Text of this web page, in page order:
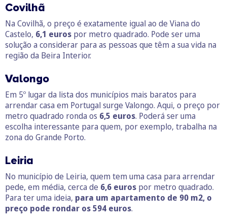
Covilhã
Na Covilhã, o preço é exatamente igual ao de Viana do
Castelo, 6,1 euros por metro quadrado. Pode ser uma
solução a considerar para as pessoas que têm a sua vida na
região da Beira Interior.
Valongo
Em 5º lugar da lista dos municípios mais baratos para
arrendar casa em Portugal surge Valongo. Aqui, o preço por
metro quadrado ronda os 6,5 euros. Poderá ser uma
escolha interessante para quem, por exemplo, trabalha na
zona do Grande Porto.
Leiria
No município de Leiria, quem tem uma casa para arrendar
pede, em média, cerca de 6,6 euros por metro quadrado.
Para ter uma ideia, para um apartamento de 90 m2, o
preço pode rondar os 594 euros.